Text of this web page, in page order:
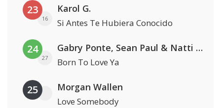
23
16
Karol G.
Si Antes Te Hubiera Conocido
24
27
Gabry Ponte, Sean Paul & Natti Natasha
Born To Love Ya
25 Morgan Wallen
Love Somebody